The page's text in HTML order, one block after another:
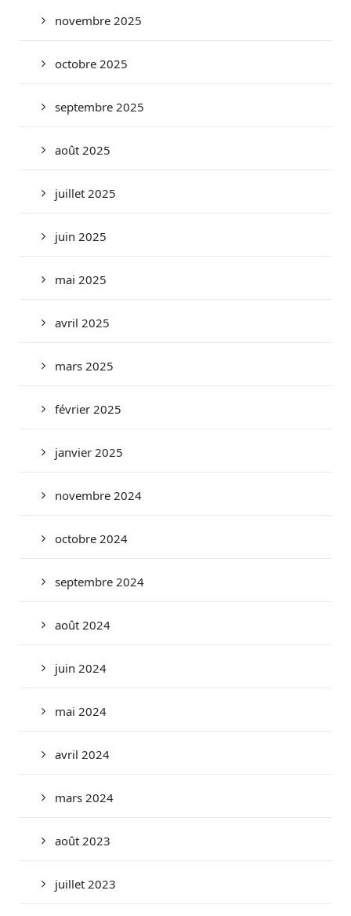
novembre 2025
octobre 2025
septembre 2025
août 2025
juillet 2025
juin 2025
mai 2025
avril 2025
mars 2025
février 2025
janvier 2025
novembre 2024
octobre 2024
septembre 2024
août 2024
juin 2024
mai 2024
avril 2024
mars 2024
août 2023
juillet 2023